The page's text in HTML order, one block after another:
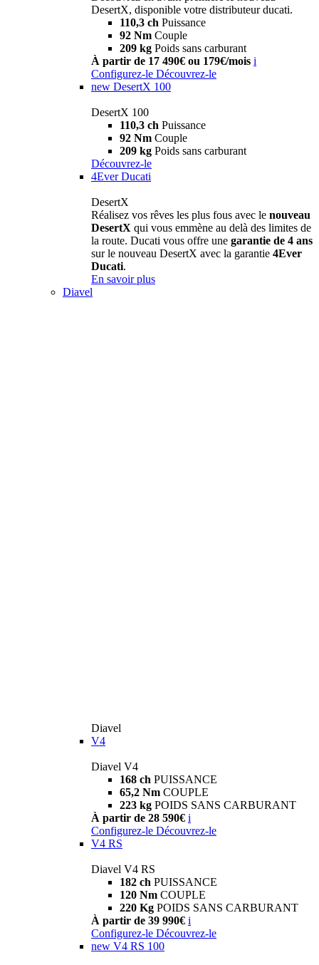
DesertX, disponible votre distributeur ducati.
110,3 ch Puissance
92 Nm Couple
209 kg Poids sans carburant
À partir de 17 490€ ou 179€/mois i
Configurez-le Découvrez-le
new DesertX 100
DesertX 100
110,3 ch Puissance
92 Nm Couple
209 kg Poids sans carburant
Découvrez-le
4Ever Ducati
DesertX
Réalisez vos rêves les plus fous avec le nouveau
DesertX qui vous emmène au delà des limites de
la route. Ducati vous offre une garantie de 4 ans
sur le nouveau DesertX avec la garantie 4Ever
Ducati.
En savoir plus
Diavel
Diavel
V4
Diavel V4
168 ch PUISSANCE
65,2 Nm COUPLE
223 kg POIDS SANS CARBURANT
À partir de 28 590€ i
Configurez-le Découvrez-le
V4 RS
Diavel V4 RS
182 ch PUISSANCE
120 Nm COUPLE
220 Kg POIDS SANS CARBURANT
À partir de 39 990€ i
Configurez-le Découvrez-le
new V4 RS 100